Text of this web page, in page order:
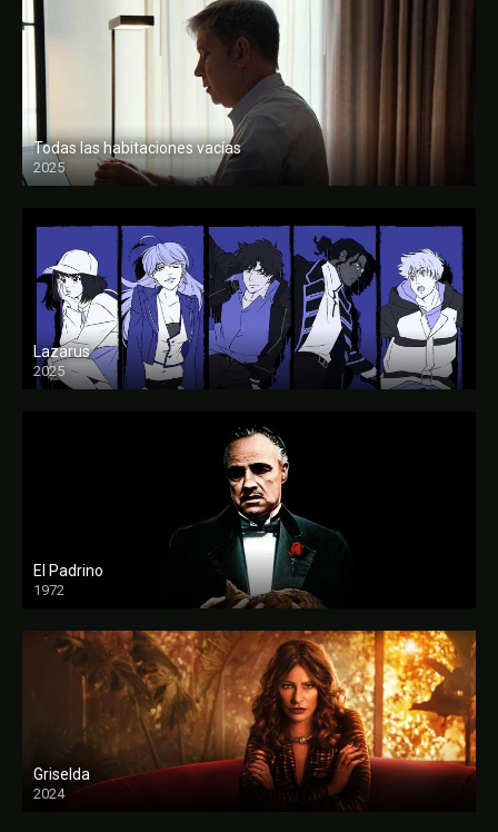
Todas las habitaciones vacías
2025
FULL HD
Lazarus
2025
El Padrino
1972
FULL HD
Griselda
2024